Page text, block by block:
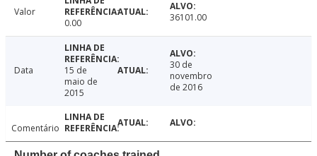
Valor
0.00
36101.00
Data
15 de
maio de
2015
30 de
novembro
de 2016
Comentário